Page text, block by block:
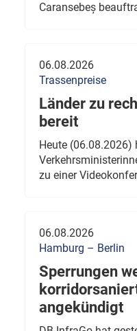
Caransebeș
06.08.2026
Trassenpreise
Länder zu
bereit
Heute (06.08.2026)
zu einer
06.08.2026
Hamburg – Berlin
Sperrungen
angekündigt